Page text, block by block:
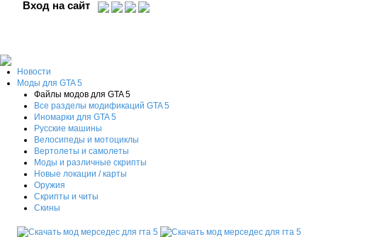
Вход на сайт
Новости
Моды для GTA 5
Файлы модов для GTA 5
Все разделы модификаций GTA 5
Иномарки для GTA 5
Русские машины
Велосипеды и мотоциклы
Вертолеты и самолеты
Моды и различные скрипты
Новые локации / карты
Оружия
Скрипты и читы
Скины